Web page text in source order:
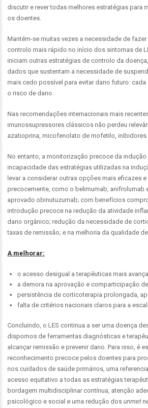
discutir e rever todas melhores estratégias para
os doentes.
Mantém-se muitas vezes a necessidade de
controlo mais rápido no início dos sintomas de
iniciam outras estratégias de controlo da
dados que sustentam a necessidade de
mais cedo possível para evitar dano futuro: cada
o risco de dano.
Nas recomendações internacionais mais
imunossupressores clássicos não perdeu
azatioprina, micofenolato de mofetilo, inibidores
No entanto, a monitorização precoce da
incapacidade das estratégias utilizadas na
levar a considerar outras opções mais eficazes
precocemente, como o belimumab, anifrolumab
aprovado obinutuzumab; com benefícios
introdução precoce na redução da atividade
dano orgânico; redução da necessidade de
taxas de remissão; e na melhoria da qualidade
A melhorar:
o acesso desigual a terapêuticas mais
a demora na aprovação e comparticipação
persistência de corticoterapia prolongada,
falta de critérios nacionais claros para a
Concluindo, o LES continua a ser uma doença
dispomos de ferramentas diagnósticas e
alcançar remissão e prevenir dano. Para isso, é
reconhecimento precoce pelos doentes para
nos cuidados de saúde primários, uma
acesso equitativo a todas as estratégias
bordagem multidisciplinar contínua, atenção
psicológico e social e uma redução dos unmet